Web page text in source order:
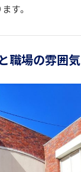
す。
職場の雰囲気